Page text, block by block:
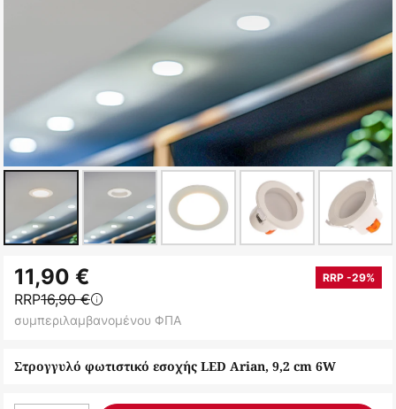
στην
αρχή
της
εικόνων
Στρογγυλό φωτιστικό εσοχής LED Arian, 9,2 cm 6W
11,90 € RRP -29%
RRP16,90 €
συμπεριλαμβανομένου ΦΠΑ